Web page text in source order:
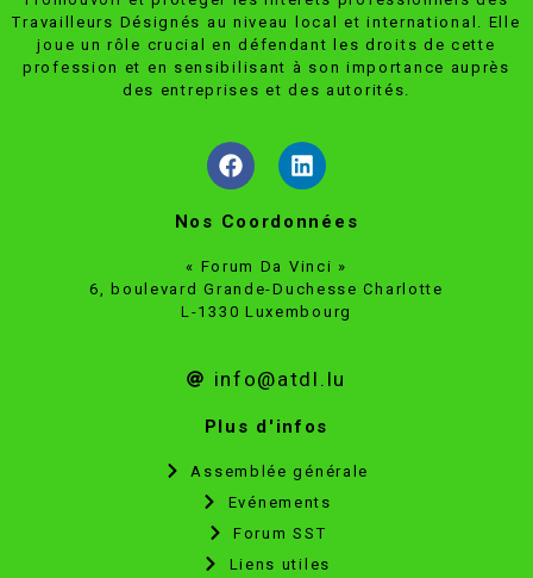
Travailleurs Désignés au niveau local et international. Elle
joue un rôle crucial en défendant les droits de cette
profession et en sensibilisant à son importance auprès
des entreprises et des autorités.
Nos Coordonnées
« Forum Da Vinci »
6, boulevard Grande-Duchesse Charlotte
L-1330 Luxembourg
info@atdl.lu
Plus d'infos
Assemblée générale
Evénements
Forum SST
Liens utiles